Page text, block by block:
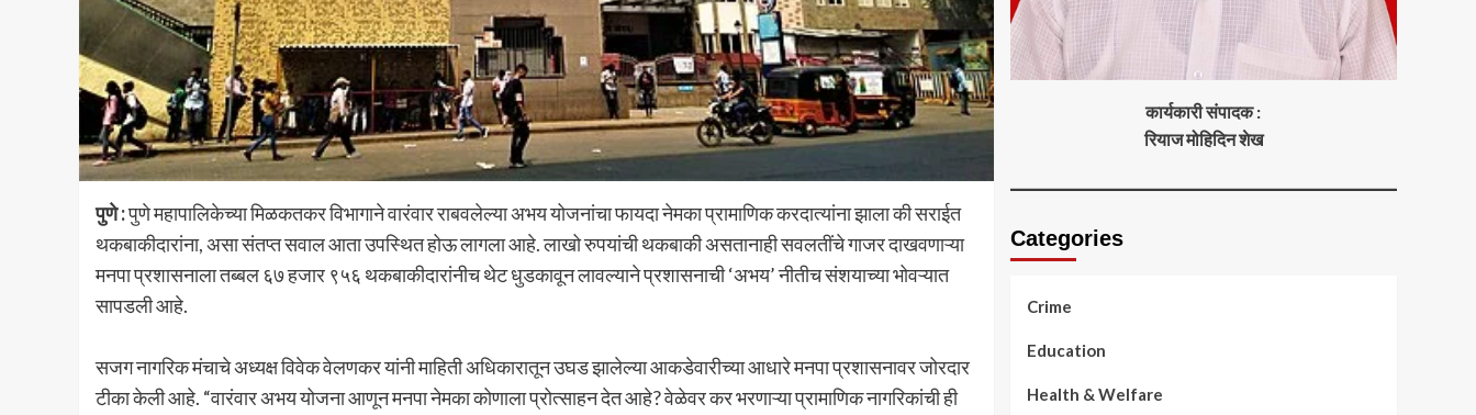
पुणे :पुणे महापालिकेच्या मिळकतकर विभागाने वारंवार राबवलेल्या अभय योजनांचा फायदा नेमका प्रामाणिक करदात्यांना झाला की सराईत
थकबाकीदारांना, असा संतप्त सवाल आता उपस्थित होऊ लागला आहे. लाखो रुपयांची थकबाकी असतानाही सवलतींचे गाजर दाखवणाऱ्या
मनपा प्रशासनाला तब्बल ६७ हजार ९५६ थकबाकीदारांनीच थेट धुडकावून लावल्याने प्रशासनाची ‘अभय’ नीतीच संशयाच्या भोवऱ्यात
सापडली आहे.
सजग नागरिक मंचाचे अध्यक्ष विवेक वेलणकर यांनी माहिती अधिकारातून उघड झालेल्या आकडेवारीच्या आधारे मनपा प्रशासनावर जोरदार
टीका केली आहे. “वारंवार अभय योजना आणून मनपा नेमका कोणाला प्रोत्साहन देत आहे? वेळेवर कर भरणाऱ्या प्रामाणिक नागरिकांची ही
कार्यकारी संपादक :
रियाज मोहिदिन शेख
Categories
Crime
Education
Health & Welfare